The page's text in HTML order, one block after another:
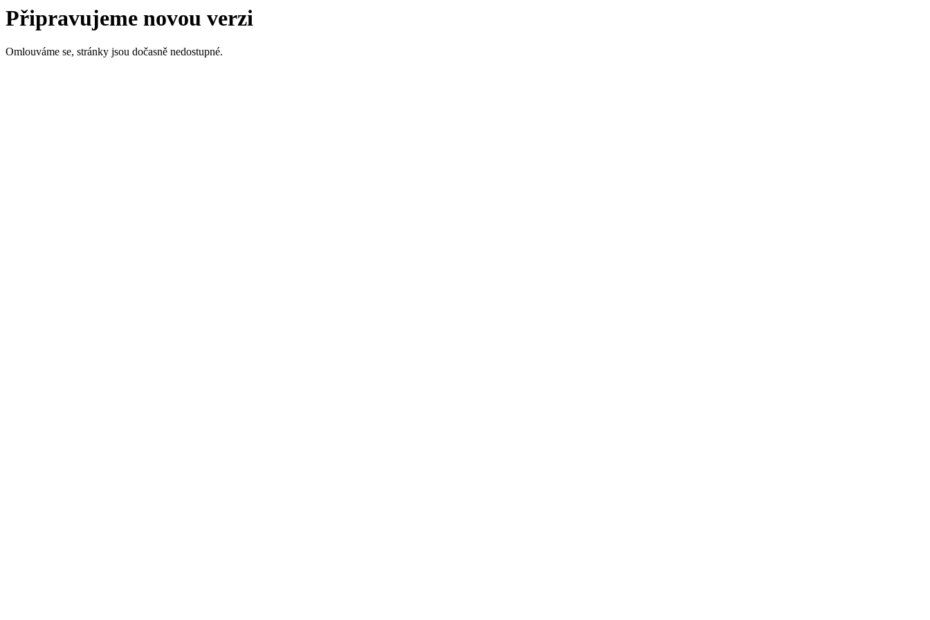
Připravujeme novou verzi
Omlouváme se, stránky jsou dočasně nedostupné.